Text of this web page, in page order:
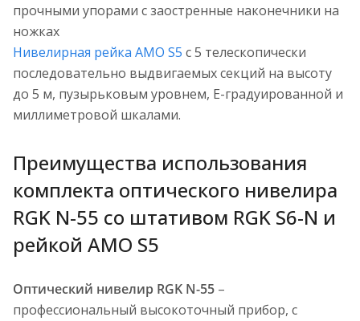
прочными упорами с заостренные наконечники на
ножках
Нивелирная рейка AMO S5 с 5 телескопически
последовательно выдвигаемых секций на высоту
до 5 м, пузырьковым уровнем, Е-градуированной и
миллиметровой шкалами.
Преимущества использования
комплекта оптического нивелира
RGK N-55 со штативом RGK S6-N и
рейкой AMO S5
Оптический нивелир RGK N-55 –
профессиональный высокоточный прибор, c